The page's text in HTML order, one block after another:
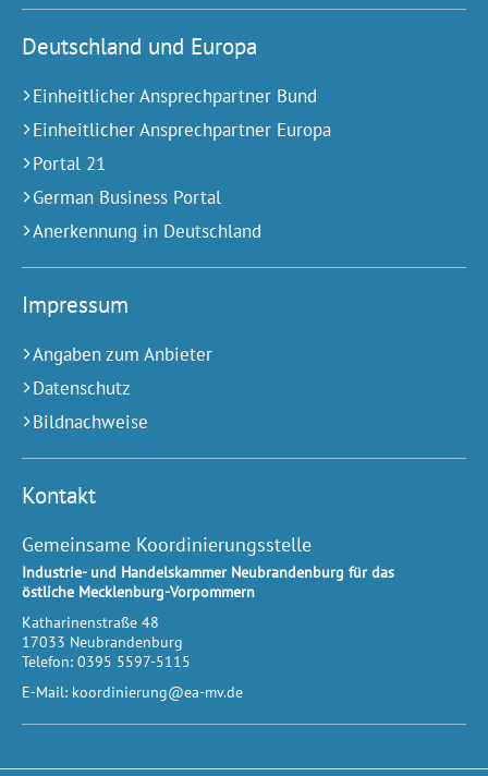
Deutschland und Europa
Einheitlicher Ansprechpartner Bund
Einheitlicher Ansprechpartner Europa
Portal 21
German Business Portal
Anerkennung in Deutschland
Impressum
Angaben zum Anbieter
Datenschutz
Bildnachweise
Kontakt
Gemeinsame Koordinierungsstelle
Industrie- und Handelskammer Neubrandenburg für das
östliche Mecklenburg-Vorpommern
Katharinenstraße 48
17033 Neubrandenburg
Telefon: 0395 5597-5115
E-Mail: koordinierung@ea-mv.de